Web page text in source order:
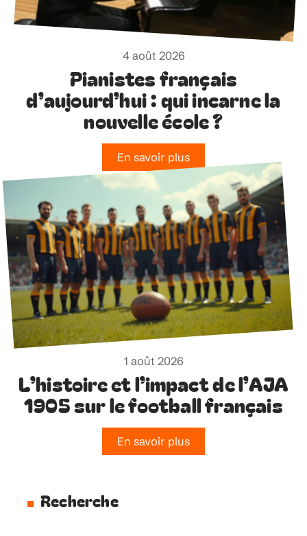
4 août 2026
Pianistes français
d’aujourd’hui : qui incarne la
nouvelle école ?
En savoir plus
1 août 2026
L’histoire et l’impact de l’AJA
1905 sur le football français
En savoir plus
Recherche